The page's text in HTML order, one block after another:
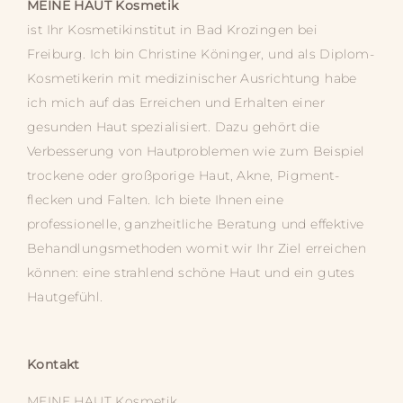
MEINE HAUTKosmetik
ist Ihr Kosmetik­­institut in Bad Krozingen bei
Freiburg. Ich bin Christine Köninger, und als Diplom-
Kosmetikerin mit medizinischer Ausrichtung habe
ich mich auf das Erreichen und Erhalten einer
gesunden Haut spezialisiert. Dazu gehört die
Verbesserung von Hautproblemen wie zum Beispiel
trockene oder großporige Haut, Akne, Pigment­­
flecken und Falten. Ich biete Ihnen eine
professionelle, ganz­­heitliche Beratung und effektive
Behandlungs­­methoden womit wir Ihr Ziel erreichen
können: eine strahlend schöne Haut und ein gutes
Hautgefühl.
Kontakt